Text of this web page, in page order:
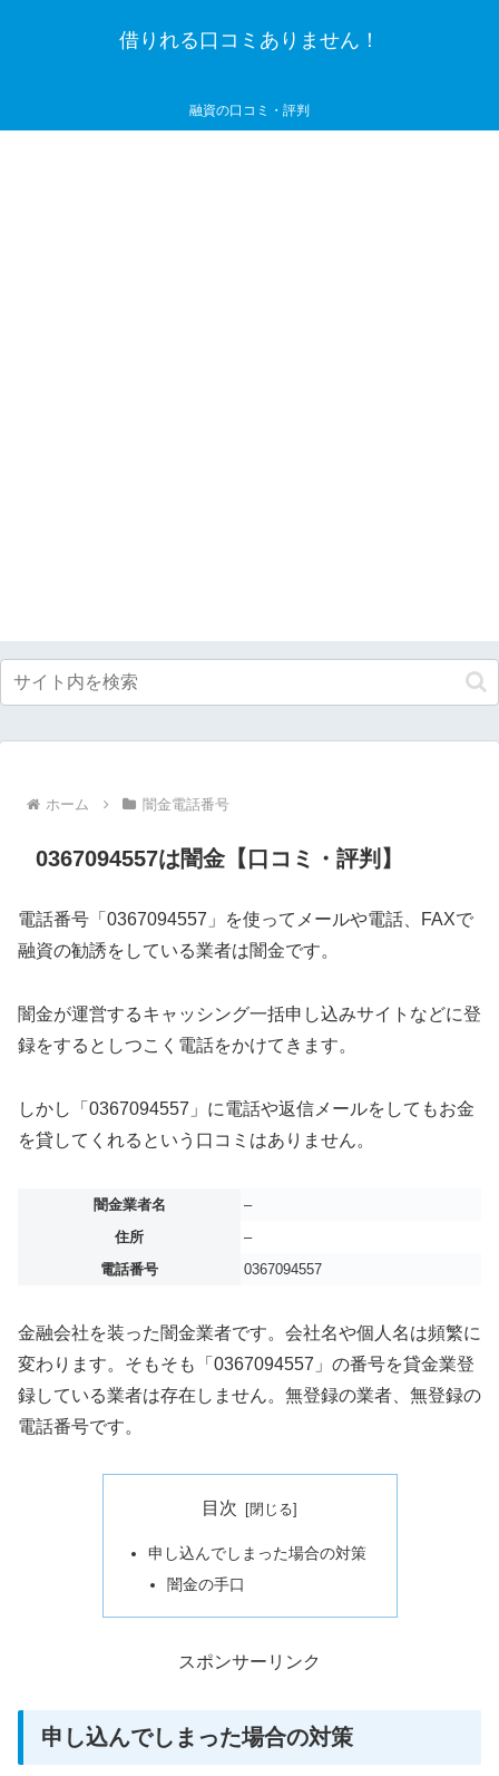
借りれる口コミありません！
融資の口コミ・評判
ホーム 闇金電話番号
0367094557は闇金【口コミ・評判】
電話番号「0367094557」を使ってメールや電話、FAXで
融資の勧誘をしている業者は闇金です。
闇金が運営するキャッシング一括申し込みサイトなどに登
録をするとしつこく電話をかけてきます。
しかし「0367094557」に電話や返信メールをしてもお金
を貸してくれるという口コミはありません。
闇金業者名
–
住所
–
電話番号
0367094557
金融会社を装った闇金業者です。会社名や個人名は頻繁に
変わります。そもそも「0367094557」の番号を貸金業登
録している業者は存在しません。無登録の業者、無登録の
電話番号です。
目次
申し込んでしまった場合の対策
闇金の手口
スポンサーリンク
申し込んでしまった場合の対策